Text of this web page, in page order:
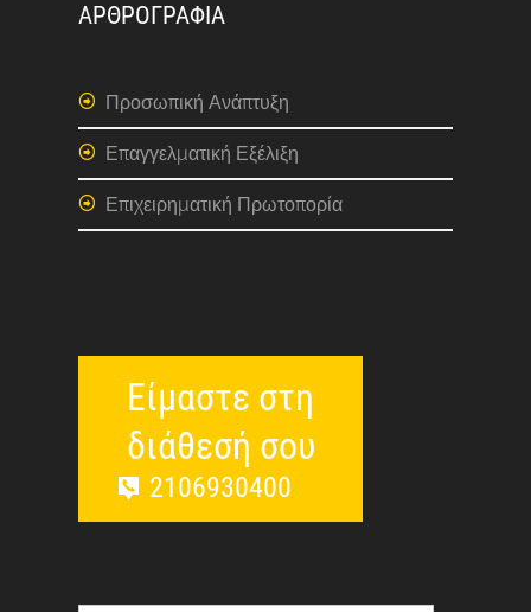
ΑΡΘΡΟΓΡΑΦΙΑ
Προσωπική Ανάπτυξη
Επαγγελματική Εξέλιξη
Επιχειρηματική Πρωτοπορία
Είμαστε στη
διάθεσή σου
2106930400